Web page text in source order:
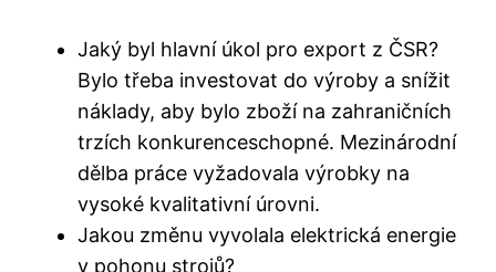
Jaký byl hlavní úkol pro export z ČSR?
Bylo třeba investovat do výroby a snížit
náklady, aby bylo zboží na zahraničních
trzích konkurenceschopné. Mezinárodní
dělba práce vyžadovala výrobky na
vysoké kvalitativní úrovni.
Jakou změnu vyvolala elektrická energie
v pohonu strojů?